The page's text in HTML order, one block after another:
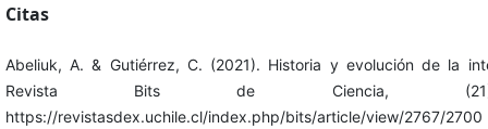
Citas
Abeliuk, A. & Gutiérrez, C. (2021). Historia y evolución de la
Revista Bits de Ciencia,
https://revistasdex.uchile.cl/index.php/bits/article/view/2767/2700